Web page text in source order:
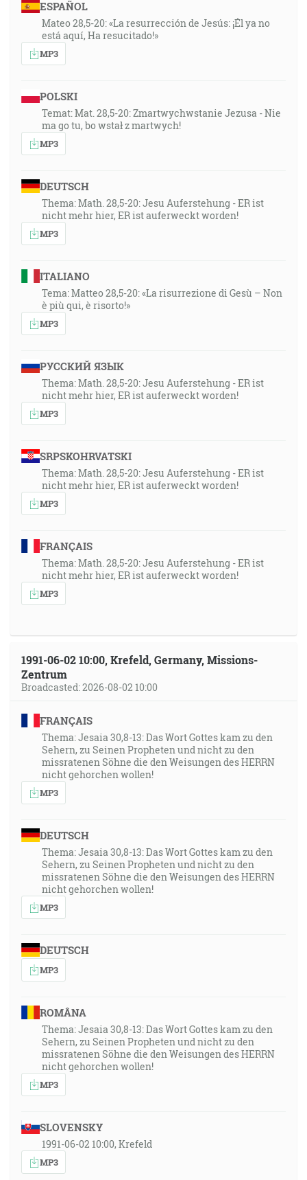
ESPAÑOL
Mateo 28,5-20: «La resurrección de Jesús: ¡Él ya no
está aquí, Ha resucitado!»
MP3
POLSKI
Temat: Mat. 28,5-20: Zmartwychwstanie Jezusa - Nie
ma go tu, bo wstał z martwych!
MP3
DEUTSCH
Thema: Math. 28,5-20: Jesu Auferstehung - ER ist
nicht mehr hier, ER ist auferweckt worden!
MP3
ITALIANO
Tema: Matteo 28,5-20: «La risurrezione di Gesù – Non
è più qui, è risorto!»
MP3
РУССКИЙ ЯЗЫК
Thema: Math. 28,5-20: Jesu Auferstehung - ER ist
nicht mehr hier, ER ist auferweckt worden!
MP3
SRPSKOHRVATSKI
Thema: Math. 28,5-20: Jesu Auferstehung - ER ist
nicht mehr hier, ER ist auferweckt worden!
MP3
FRANÇAIS
Thema: Math. 28,5-20: Jesu Auferstehung - ER ist
nicht mehr hier, ER ist auferweckt worden!
MP3
1991-06-02 10:00, Krefeld, Germany, Missions-
Zentrum
Broadcasted: 2026-08-02 10:00
FRANÇAIS
Thema: Jesaia 30,8-13: Das Wort Gottes kam zu den
Sehern, zu Seinen Propheten und nicht zu den
missratenen Söhne die den Weisungen des HERRN
nicht gehorchen wollen!
MP3
DEUTSCH
Thema: Jesaia 30,8-13: Das Wort Gottes kam zu den
Sehern, zu Seinen Propheten und nicht zu den
missratenen Söhne die den Weisungen des HERRN
nicht gehorchen wollen!
MP3
DEUTSCH
MP3
ROMÂNA
Thema: Jesaia 30,8-13: Das Wort Gottes kam zu den
Sehern, zu Seinen Propheten und nicht zu den
missratenen Söhne die den Weisungen des HERRN
nicht gehorchen wollen!
MP3
SLOVENSKY
1991-06-02 10:00, Krefeld
MP3